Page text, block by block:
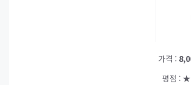
가격 :
평점 : ★